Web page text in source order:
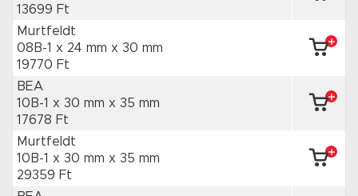
13699 Ft
Murtfeldt
08B-1 x 24 mm x 30 mm
19770 Ft
BEA
10B-1 x 30 mm x 35 mm
17678 Ft
Murtfeldt
10B-1 x 30 mm x 35 mm
29359 Ft